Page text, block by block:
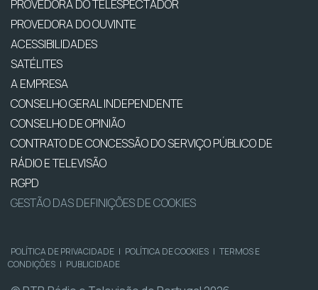
PROVEDORA DO TELESPECTADOR
PROVEDORA DO OUVINTE
ACESSIBILIDADES
SATÉLITES
A EMPRESA
CONSELHO GERAL INDEPENDENTE
CONSELHO DE OPINIÃO
CONTRATO DE CONCESSÃO DO SERVIÇO PÚBLICO DE
RÁDIO E TELEVISÃO
RGPD
GESTÃO DAS DEFINIÇÕES DE COOKIES
POLÍTICA DE PRIVACIDADE | POLÍTICA DE COOKIES | TERMOS E
CONDIÇÕES | PUBLICIDADE